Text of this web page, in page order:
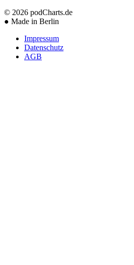
© 2026 podCharts.de
● Made in Berlin
Impressum
Datenschutz
AGB